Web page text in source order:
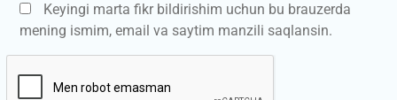
Keyingi marta fikr bildirishim uchun bu brauzerda
mening ismim, email va saytim manzili saqlansin.